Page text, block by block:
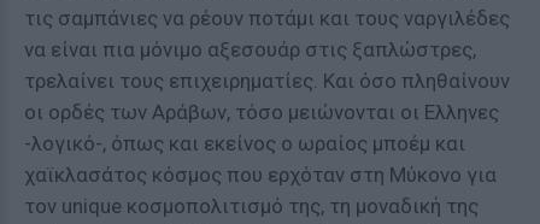
τις σαμπάνιες να ρέουν ποτάμι και τους ναργιλέδες
να είναι πια μόνιμο αξεσουάρ στις ξαπλώστρες,
τρελαίνει τους επιχειρηματίες. Και όσο πληθαίνουν
οι ορδές των Αράβων, τόσο μειώνονται οι Ελληνες
-λογικό-, όπως και εκείνος ο ωραίος μποέμ και
χαϊκλασάτος κόσμος που ερχόταν στη Μύκονο για
τον unique κοσμοπολιτισμό της, τη μοναδική της